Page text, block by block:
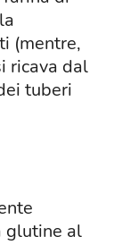
(mentre,
ricava dal
tuberi
glutine al